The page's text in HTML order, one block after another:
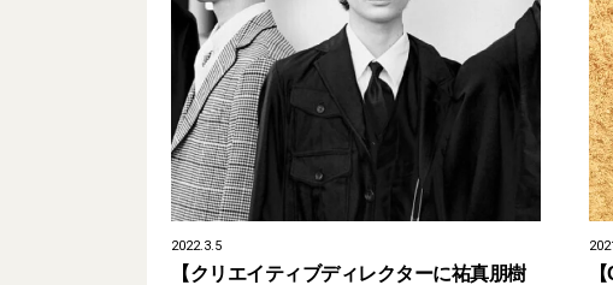
2022.3.5
【クリエイティブディレクターに祐真朋樹